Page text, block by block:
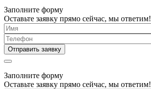
Заполните форму
Оставьте заявку прямо сейчас, мы ответим!
Заполните форму
Оставьте заявку прямо сейчас, мы ответим!